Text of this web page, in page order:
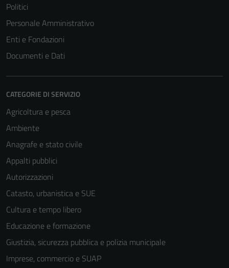
Politici
Personale Amministrativo
Enti e Fondazioni
Documenti e Dati
CATEGORIE DI SERVIZIO
Agricoltura e pesca
Ambiente
Anagrafe e stato civile
Appalti pubblici
Autorizzazioni
Catasto, urbanistica e SUE
Cultura e tempo libero
Educazione e formazione
Giustizia, sicurezza pubblica e polizia municipale
Imprese, commercio e SUAP